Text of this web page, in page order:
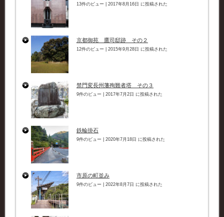
13件のビュー 2017年8月16日 に投稿された
京都御苑 鷹司邸跡 その２
12件のビュー 2015年9月28日 に投稿された
禁門変長州藩殉難者塔 その３
9件のビュー 2017年7月2日 に投稿された
鉄輪掛石
9件のビュー 2020年7月18日 に投稿された
市原の町並み
9件のビュー 2022年8月7日 に投稿された